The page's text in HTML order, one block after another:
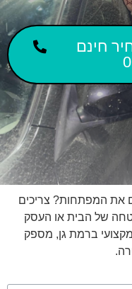
חינם
את המפתחות? צריכים
של הבית או העסק
ברמת גן, מספק